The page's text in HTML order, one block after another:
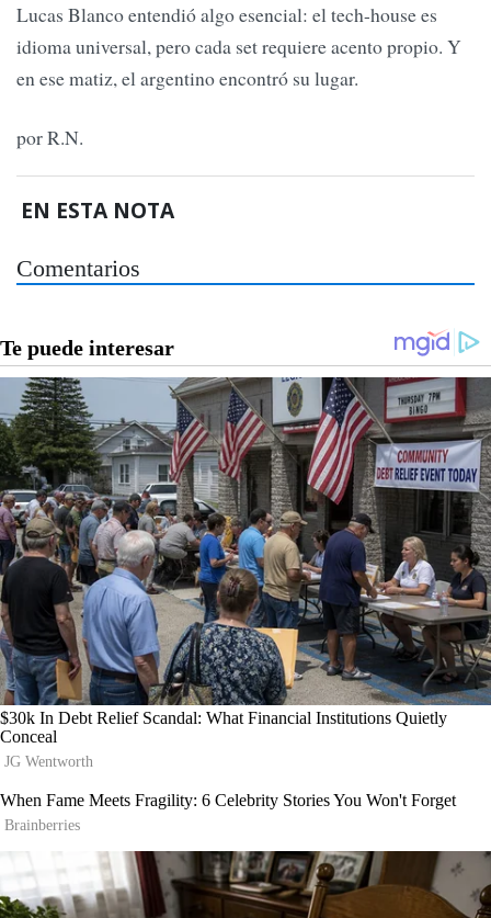
Lucas Blanco entendió algo esencial: el tech-house es
idioma universal, pero cada set requiere acento propio. Y
en ese matiz, el argentino encontró su lugar.
por R.N.
EN ESTA NOTA
Comentarios